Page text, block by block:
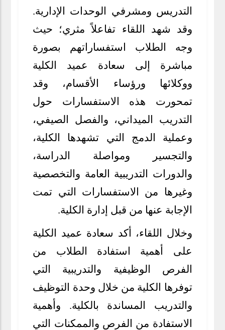
التدريس ومشرفي الوحدات الإدارية.
وقد شهد اللقاء تفاعلاً مثري؛ حيث
وجه الطلاب استفساراتهم بصورة
مباشرة إلى سعادة عميد الكلية
ووكلائها ورؤساء الأقسام، وقد
تمحورت هذه الاستفسارات حول
التدريب الميداني، والفصل الصيفي،
وعملية الدمج التي تشهدها الكلية،
والتجسير ومواصلة الدراسة،
والدورات التدريبية العامة والتخصصية
وغيرها من الاستفسارات التي تمت
الإجابة عنها من قبل إدارة الكلية.
وخلال اللقاء، أكد سعادة عميد الكلية
على أهمية استفادة الطلاب من
الفرص الوظيفية والتدريبية التي
توفرها الكلية من خلال وحدة التوظيف
والتدريب المساندة بالكلية. وأهمية
الاستفادة من الفرص والممكنات التي